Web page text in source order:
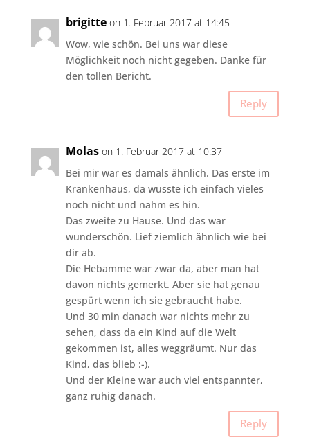
brigitte on 1. Februar 2017 at 14:45
Wow, wie schön. Bei uns war diese
Möglichkeit noch nicht gegeben. Danke für
den tollen Bericht.
Reply
Molas on 1. Februar 2017 at 10:37
Bei mir war es damals ähnlich. Das erste im
Krankenhaus, da wusste ich einfach vieles
noch nicht und nahm es hin.
Das zweite zu Hause. Und das war
wunderschön. Lief ziemlich ähnlich wie bei
dir ab.
Die Hebamme war zwar da, aber man hat
davon nichts gemerkt. Aber sie hat genau
gespürt wenn ich sie gebraucht habe.
Und 30 min danach war nichts mehr zu
sehen, dass da ein Kind auf die Welt
gekommen ist, alles weggräumt. Nur das
Kind, das blieb :-).
Und der Kleine war auch viel entspannter,
ganz ruhig danach.
Reply